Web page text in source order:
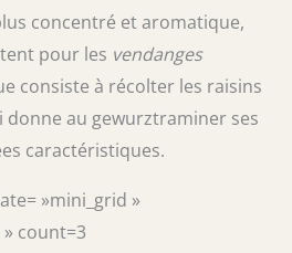
concentré et aromatique,
pour les vendanges
consiste à récolter les raisins
au gewurztraminer ses
caractéristiques.
»mini_grid »
count=3